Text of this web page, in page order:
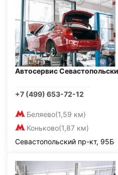
Автосервис
+7 (499) 653-72-12
Беляево(1,59 км)
Коньково(1,87 км)
Севастопольский пр-кт, 95Б